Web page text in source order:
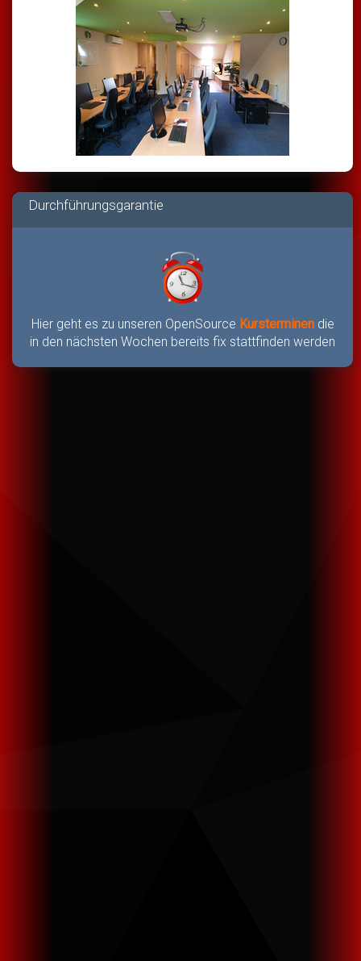
Durchführungsgarantie
Hier geht es zu unseren OpenSource Kursterminen die
in den nächsten Wochen bereits fix stattfinden werden